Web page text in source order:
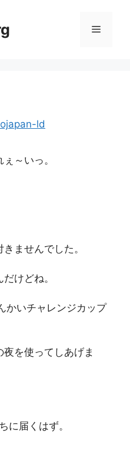
メ
ld
～いっ。
ませんでした。
けどね。
かいチャレンジカップ
を使ってしあげま
に届くはず。